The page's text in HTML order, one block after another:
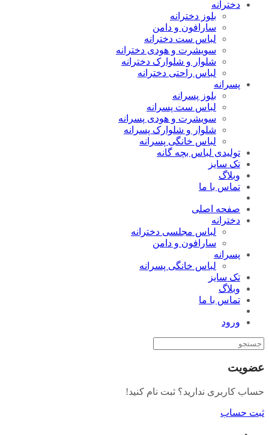
دخترانه
بلوز دخترانه
سارافون و دامن
لباس ست دخترانه
سویشرت و هودی دخترانه
شلوار و شلوارک دخترانه
لباس راحتی دخترانه
پسرانه
بلوز پسرانه
لباس ست پسرانه
سویشرت و هودی پسرانه
شلوار و شلوارک پسرانه
لباس خانگی پسرانه
تولیدی لباس بچه گانه
تک سایز
وبلاگ
تماس با ما
صفحه اصلی
دخترانه
لباس مجلسی دخترانه
سارافون و دامن
پسرانه
لباس خانگی پسرانه
تک سایز
وبلاگ
تماس با ما
ورود
عضویت
حساب کاربری ندارید؟ ثبت نام کنید!
ثبت حساب